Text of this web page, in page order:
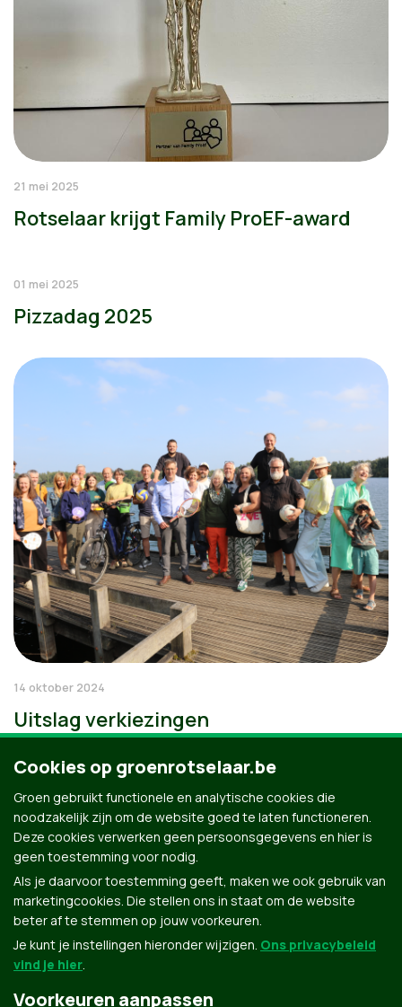
21 mei 2025
Rotselaar krijgt Family ProEF-award
01 mei 2025
Pizzadag 2025
14 oktober 2024
Uitslag verkiezingen
Cookies op groenrotselaar.be
Groen gebruikt functionele en analytische cookies die
noodzakelijk zijn om de website goed te laten functioneren.
Deze cookies verwerken geen persoonsgegevens en hier is
geen toestemming voor nodig.
Als je daarvoor toestemming geeft, maken we ook gebruik van
marketingcookies. Die stellen ons in staat om de website
beter af te stemmen op jouw voorkeuren.
Je kunt je instellingen hieronder wijzigen. Ons privacybeleid
vind je hier.
Voorkeuren aanpassen